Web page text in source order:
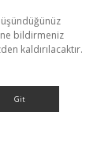
bildirmeniz
kaldırılacaktır.